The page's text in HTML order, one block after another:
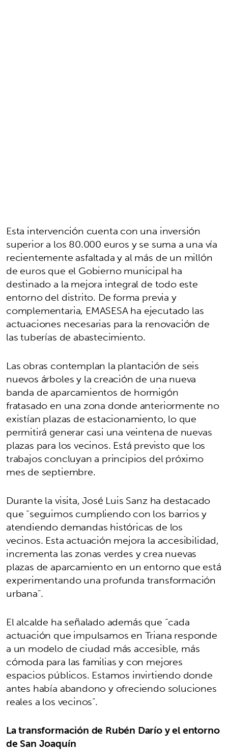
Esta intervención cuenta con una inversión
superior a los 80.000 euros y se suma a una vía
recientemente asfaltada y al más de un millón
de euros que el Gobierno municipal ha
destinado a la mejora integral de todo este
entorno del distrito. De forma previa y
complementaria, EMASESA ha ejecutado las
actuaciones necesarias para la renovación de
las tuberías de abastecimiento.
Las obras contemplan la plantación de seis
nuevos árboles y la creación de una nueva
banda de aparcamientos de hormigón
fratasado en una zona donde anteriormente no
existían plazas de estacionamiento, lo que
permitirá generar casi una veintena de nuevas
plazas para los vecinos. Está previsto que los
trabajos concluyan a principios del próximo
mes de septiembre.
Durante la visita, José Luis Sanz ha destacado
que “seguimos cumpliendo con los barrios y
atendiendo demandas históricas de los
vecinos. Esta actuación mejora la accesibilidad,
incrementa las zonas verdes y crea nuevas
plazas de aparcamiento en un entorno que está
experimentando una profunda transformación
urbana”.
El alcalde ha señalado además que “cada
actuación que impulsamos en Triana responde
a un modelo de ciudad más accesible, más
cómoda para las familias y con mejores
espacios públicos. Estamos invirtiendo donde
antes había abandono y ofreciendo soluciones
reales a los vecinos”.
La transformación de Rubén Darío y el entorno
de San Joaquín